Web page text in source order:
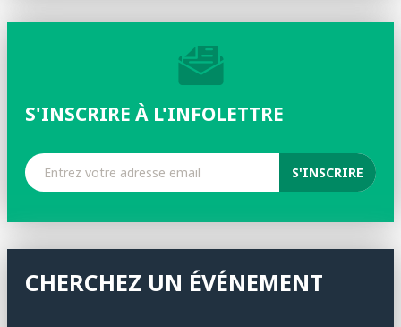
S'INSCRIRE À L'INFOLETTRE
CHERCHEZ UN ÉVÉNEMENT